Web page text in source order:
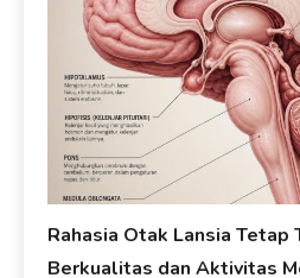
Rahasia Otak Lansia Tetap
Berkualitas dan Aktivitas